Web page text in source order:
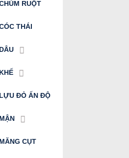
RUỘT
THÁI
ĐỎ ẤN ĐỘ
CỤT